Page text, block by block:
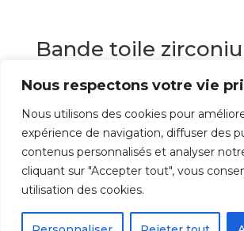
Nous respectons votre vie
Nous utilisons des cookies pour
expérience de navigation, diffuser des
contenus personnalisés et analyser
cliquant sur "Accepter tout", vous
utilisation des cookies.
Bande toile
Mentions Légales